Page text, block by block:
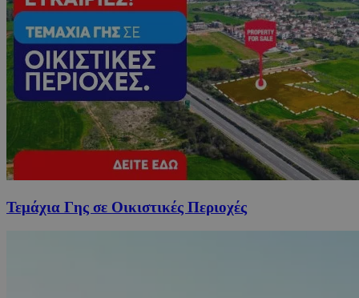
Τεμάχια Γης σε Οικιστικές Περιοχές